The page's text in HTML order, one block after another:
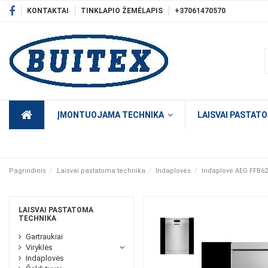
KONTAKTAI TINKLAPIO ŽEMĖLAPIS +37061470570
ĮMONTUOJAMA TECHNIKA LAISVAI
Pagrindinis Laisvai pastatoma technika Indaplovės Indaplovė AEG
LAISVAI PASTATOMA
TECHNIKA
Gartraukiai
Viryklės
Indaplovės